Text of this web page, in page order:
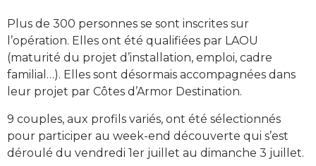
Plus de 300 personnes se sont inscrites sur
l’opération. Elles ont été qualifiées par LAOU
(maturité du projet d’installation, emploi, cadre
familial…). Elles sont désormais accompagnées dans
leur projet par Côtes d’Armor Destination.
9 couples, aux profils variés, ont été sélectionnés
pour participer au week-end découverte qui s’est
déroulé du vendredi 1er juillet au dimanche 3 juillet.